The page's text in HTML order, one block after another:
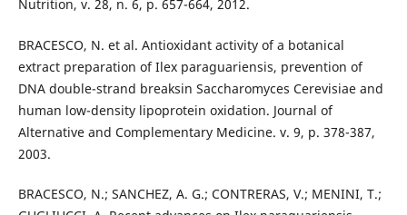
Nutrition, v. 28, n. 6, p. 657-664, 2012.
BRACESCO, N. et al. Antioxidant activity of a botanical
extract preparation of Ilex paraguariensis, prevention of
DNA double-strand breaksin Saccharomyces Cerevisiae and
human low-density lipoprotein oxidation. Journal of
Alternative and Complementary Medicine. v. 9, p. 378-387,
2003.
BRACESCO, N.; SANCHEZ, A. G.; CONTRERAS, V.; MENINI, T.;